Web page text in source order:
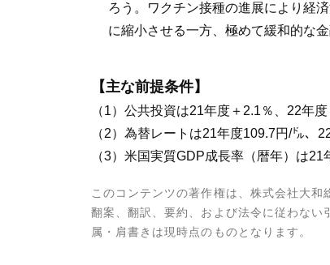
ろう。ワクチン接種の進展により経
に縮小させる一方、極めて緩和的な
【主な前提条件】
（1）公共投資は21年度＋2.1％、22年度
（2）為替レートは21年度109.7円/㌦、
（3）米国実質GDP成長率（暦年）は21
このコンテンツの著作権は、株式会社大
翻案、翻訳、要約、および法令に従わな
属・肩書きは現時点のものとなります。